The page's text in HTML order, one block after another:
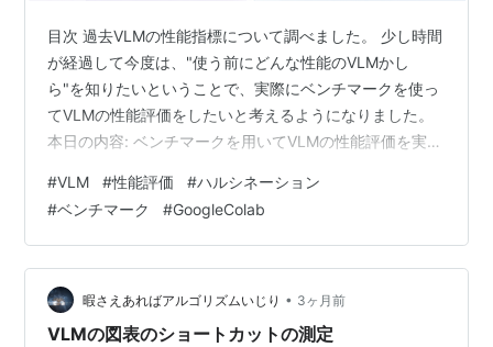
目次 過去VLMの性能指標について調べました。 少し時間
が経過して今度は、"使う前にどんな性能のVLMかし
ら"を知りたいということで、実際にベンチマークを使っ
てVLMの性能評価をしたいと考えるようになりました。
本日の内容: ベンチマークを用いてVLMの性能評価を実際
マーク」は、「比較の基準」 や 「目標とする水準」 を
意味する言葉です。 元々の意味測量で使う「基準点」の
こと。そこを起点に高さや距離を測る目印です。 ビジネ
ス・金融での意味 他社や業界平均などと比較するための
基準例：「業界のベンチマークに合わせてコストを削減
する」 投資の世界…
#VLM #性能評価 #ハルシネーション
#ベンチマーク #GoogleColab
暇さえあればアルゴリズムいじり • 3ヶ月前
VLMの図表のショートカットの測定